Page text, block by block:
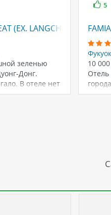
(EX. LANGCHIA VILLAGE)
зеленью
Донг.
В отеле нет
5
Фукуок
10
Отель